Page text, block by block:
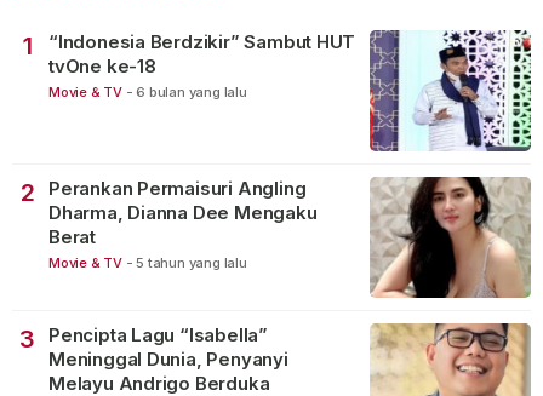
1
“Indonesia Berdzikir” Sambut HUT
tvOne ke-18
Movie & TV - 6 bulan yang lalu
2
Perankan Permaisuri Angling
Dharma, Dianna Dee Mengaku
Berat
Movie & TV - 5 tahun yang lalu
3
Pencipta Lagu “Isabella”
Meninggal Dunia, Penyanyi
Melayu Andrigo Berduka